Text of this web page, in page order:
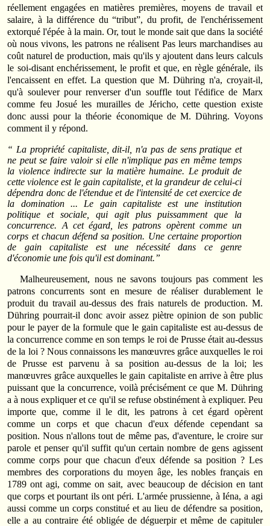
réellement engagées en matières premières, moyens de travail et
salaire, à la différence du “tribut”, du profit, de l'enchérissement
extorqué l'épée à la main. Or, tout le monde sait que dans la société
où nous vivons, les patrons ne réalisent Pas leurs marchandises au
coût naturel de production, mais qu'ils y ajoutent dans leurs calculs
le soi-disant enchérissement, le profit et que, en règle générale, ils
l'encaissent en effet. La question que M. Dühring n'a, croyait-il,
qu'à soulever pour renverser d'un souffle tout l'édifice de Marx
comme feu Josué les murailles de Jéricho, cette question existe
donc aussi pour la théorie économique de M. Dühring. Voyons
comment il y répond.
“ La propriété capitaliste, dit-il, n'a pas de sens pratique et
ne peut se faire valoir si elle n'implique pas en même temps
la violence indirecte sur la matière humaine. Le produit de
cette violence est le gain capitaliste, et la grandeur de celui-ci
dépendra donc de l'étendue et de l'intensité de cet exercice de
la domination ... Le gain capitaliste est une institution
politique et sociale, qui agit plus puissamment que la
concurrence. A cet égard, les patrons opèrent comme un
corps et chacun défend sa position. Une certaine proportion
de gain capitaliste est une nécessité dans ce genre
d'économie une fois qu'il est dominant.”
Malheureusement, nous ne savons toujours pas comment les
patrons concurrents sont en mesure de réaliser durablement le
produit du travail au-dessus des frais naturels de production. M.
Dühring pourrait-il donc avoir assez piètre opinion de son public
pour le payer de la formule que le gain capitaliste est au-dessus de
la concurrence comme en son temps le roi de Prusse était au-dessus
de la loi ? Nous connaissons les manœuvres grâce auxquelles le roi
de Prusse est parvenu à sa position au-dessus de la loi; les
manœuvres grâce auxquelles le gain capitaliste en arrive à être plus
puissant que la concurrence, voilà précisément ce que M. Dühring
a à nous expliquer et ce qu'il se refuse obstinément à expliquer. Peu
importe que, comme il le dit, les patrons à cet égard opèrent
comme un corps et que chacun d'eux défende cependant sa
position. Nous n'allons tout de même pas, d'aventure, le croire sur
parole et penser qu'il suffit qu'un certain nombre de gens agissent
comme corps pour que chacun d'eux défende sa position ? Les
membres des corporations du moyen âge, les nobles français en
1789 ont agi, comme on sait, avec beaucoup de décision en tant
que corps et pourtant ils ont péri. L'armée prussienne, à Iéna, a agi
aussi comme un corps constitué et au lieu de défendre sa position,
elle a au contraire été obligée de déguerpir et même de capituler